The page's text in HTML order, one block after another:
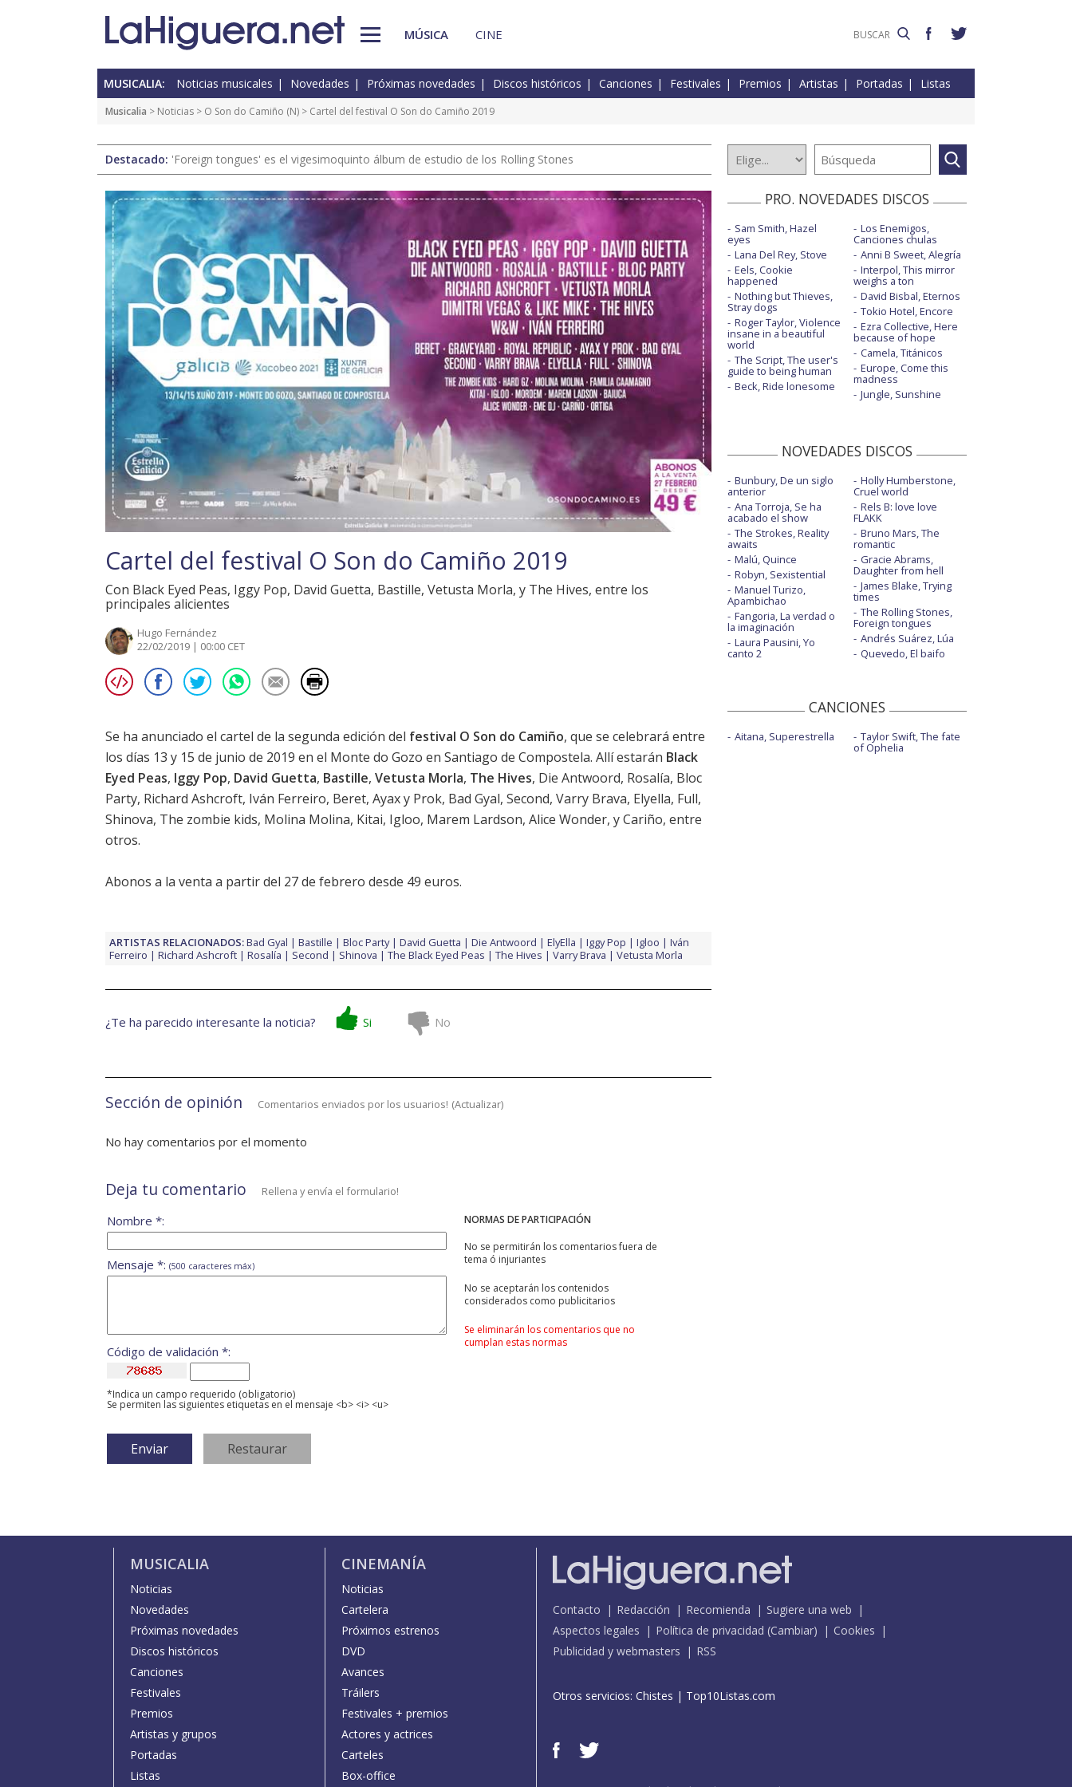
MÚSICA CINE
MUSICALIA: Noticias musicales Novedades Próximas novedades Discos históricos Canciones Festivales Premios Artistas Portadas Listas
Musicalia > Noticias > O Son do Camiño (N) > Cartel del festival O Son do Camiño 2019
Destacado: 'Foreign tongues' es el vigesimoquinto álbum de estudio de los Rolling Stones
Cartel del festival O Son do Camiño 2019
Con Black Eyed Peas, Iggy Pop, David Guetta, Bastille, Vetusta Morla, y The Hives, entre los
principales alicientes
Hugo Fernández
22/02/2019 | 00:00 CET
Se ha anunciado el cartel de la segunda edición del festival O Son do Camiño, que se celebrará entre
los días 13 y 15 de junio de 2019 en el Monte do Gozo en Santiago de Compostela. Allí estarán Black
Eyed Peas, Iggy Pop, David Guetta, Bastille, Vetusta Morla, The Hives, Die Antwoord, Rosalía, Bloc
Party, Richard Ashcroft, Iván Ferreiro, Beret, Ayax y Prok, Bad Gyal, Second, Varry Brava, Elyella, Full,
Shinova, The zombie kids, Molina Molina, Kitai, Igloo, Marem Lardson, Alice Wonder, y Cariño, entre
otros.
Abonos a la venta a partir del 27 de febrero desde 49 euros.
ARTISTAS RELACIONADOS:Bad Gyal Bastille Bloc Party David Guetta Die Antwoord ElyElla Iggy Pop Igloo
Iván
Ferreiro
Richard Ashcroft Rosalía Second Shinova The Black Eyed Peas The Hives Varry Brava Vetusta Morla
¿Te ha parecido interesante la noticia? Si No
Sección de opinión Comentarios enviados por los usuarios! (Actualizar)
No hay comentarios por el momento
Deja tu comentario Rellena y envía el formulario!
NORMAS DE PARTICIPACIÓN
No se permitirán los comentarios fuera de
tema ó injuriantes
No se aceptarán los contenidos
considerados como publicitarios
Se eliminarán los comentarios que no
cumplan estas normas
Nombre *:
Mensaje *: (500 caracteres máx)
Código de validación *:
*Indica un campo requerido (obligatorio)
Se permiten las siguientes etiquetas en el mensaje <b> <i> <u>
PRO. NOVEDADES DISCOS
Sam Smith, Hazel
eyes
Lana Del Rey, Stove
Eels, Cookie
happened
Nothing but Thieves,
Stray dogs
Roger Taylor, Violence
insane in a beautiful
world
The Script, The user's
guide to being human
Beck, Ride lonesome
Los Enemigos,
Canciones chulas
Anni B Sweet, Alegría
Interpol, This mirror
weighs a ton
David Bisbal, Eternos
Tokio Hotel, Encore
Ezra Collective, Here
because of hope
Camela, Titánicos
Europe, Come this
madness
Jungle, Sunshine
NOVEDADES DISCOS
Bunbury, De un siglo
anterior
Ana Torroja, Se ha
acabado el show
The Strokes, Reality
awaits
Malú, Quince
Robyn, Sexistential
Manuel Turizo,
Apambichao
Fangoria, La verdad o
la imaginación
Laura Pausini, Yo
canto 2
Holly Humberstone,
Cruel world
Rels B: love love
FLAKK
Bruno Mars, The
romantic
Gracie Abrams,
Daughter from hell
James Blake, Trying
times
The Rolling Stones,
Foreign tongues
Andrés Suárez, Lúa
Quevedo, El baifo
CANCIONES
Aitana, Superestrella Taylor Swift, The fate
of Ophelia
MUSICALIA
Noticias
Novedades
Próximas novedades
Discos históricos
Canciones
Festivales
Premios
Artistas y grupos
Portadas
Listas
CINEMANÍA
Noticias
Cartelera
Próximos estrenos
DVD
Avances
Tráilers
Festivales + premios
Actores y actrices
Carteles
Box-office
Contacto Redacción Recomienda
Sugiere una web
Aspectos legales
Política de privacidad (Cambiar)
Cookies
Publicidad y webmasters
RSS
Otros servicios: Chistes | Top10Listas.com